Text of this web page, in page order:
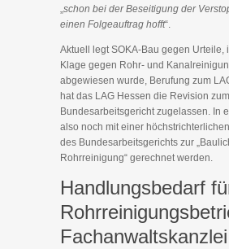
„schon bei der Beseitigung der
einen Folgeauftrag hofft“.
Aktuell legt SOKA-Bau gegen Urteile,
Klage gegen Rohr- und
abgewiesen wurde, Berufung zum
hat das LAG Hessen die Revision zum
Bundesarbeitsgericht zugelassen. In
also noch mit einer
des Bundesarbeitsgerichts zur
Rohrreinigung“ gerechnet werden.
Handlungsbedarf